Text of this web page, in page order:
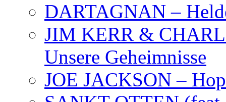
DARTAGNAN –
JIM KERR &
Unsere Geheimnisse
JOE JACKSON –